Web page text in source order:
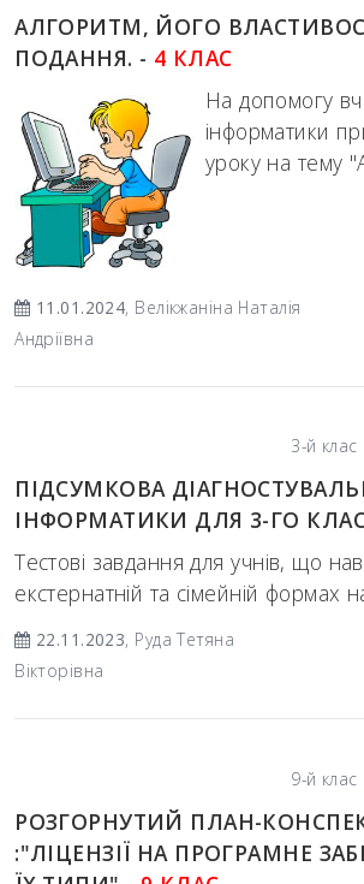
АЛГОРИТМ, ЙОГО
ПОДАННЯ. - 4 КЛАС
На допомогу
інформатики
уроку на тему
11.01.2024, Велікжаніна Наталія
Андріївна
3-й клас
ПІДСУМКОВА
ІНФОРМАТИКИ ДЛЯ 3-ГО
Тестові завдання для учнів, що
екстернатній та сімейній формах
22.11.2023, Руда Тетяна
Вікторівна
9-й клас
РОЗГОРНУТИЙ ПЛАН-
:"ЛІЦЕНЗІЇ НА ПРОГРАМНЕ